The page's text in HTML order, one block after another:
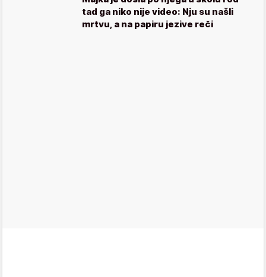
tad ga niko nije video: Nju su našli
mrtvu, a na papiru jezive reči